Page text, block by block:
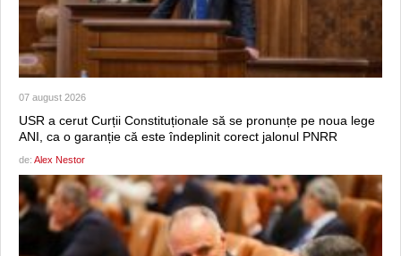
07 august 2026
USR a cerut Curții Constituționale să se pronunțe pe noua lege
ANI, ca o garanție că este îndeplinit corect jalonul PNRR
de: Alex Nestor